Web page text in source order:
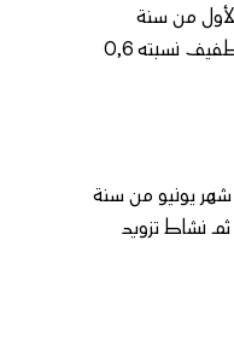
المائة مقارنة بالفصل الأول من سنة
2025، مشيرا إلى أن الرواج الوطني (دون احتساب المسافنة) سجل حجما إجماليا يناهز 66 مليون طن أي بارتفاع طفيف نسبته 0,6
بمتم شهر يونيو من سنة
بنسبة 13,9 في المائة والمساحلة بنسبة 2,6 في المائة، ثم نشاط تزويد